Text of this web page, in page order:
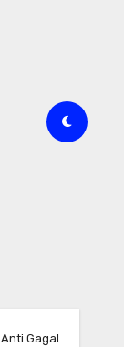
Anti Gagal